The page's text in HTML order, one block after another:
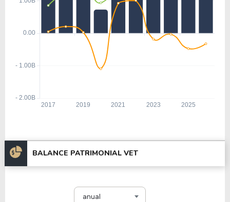
BALANCE PATRIMONIAL VET
anual